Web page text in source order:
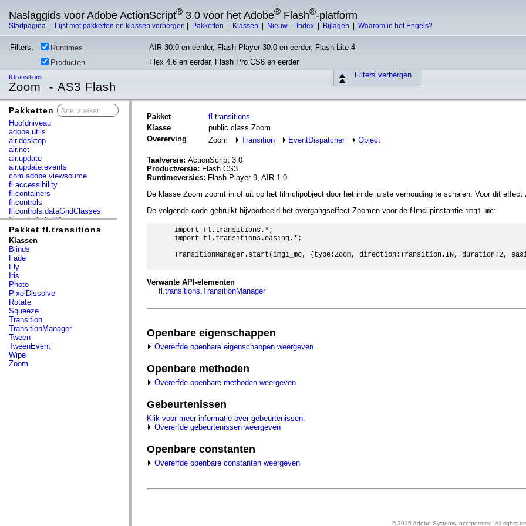
Naslaggids voor Adobe ActionScript® 3.0 voor het Adobe® Flash®-platform
Startpagina Lijst met pakketten en klassen verbergen Pakketten Klassen Nieuw Index Bijlagen Waarom in het Engels?
Filters: Runtimes
AIR 30.0 en eerder, Flash Player 30.0 en eerder, Flash Lite 4
Producten
Flex 4.6 en eerder, Flash Pro CS6 en eerder
Filters verbergen
fl.transitions
Zoom - AS3 Flash
Pakketten
Hoofdniveau
adobe.utils
air.desktop
air.net
air.update
air.update.events
com.adobe.viewsource
fl.accessibility
fl.containers
fl.controls
fl.controls.dataGridClasses
fl.controls.listClasses
fl.controls.progressBarClasses
fl.core
fl.data
fl.display
fl.events
fl.ik
fl.lang
fl.livepreview
fl.managers
fl.motion
fl.motion.easing
fl.rsl
fl.text
fl.transitions
fl.transitions.easing
fl.video
Pakket fl.transitions
Klassen
Blinds
Fade
Fly
Iris
Photo
PixelDissolve
Rotate
Squeeze
Transition
TransitionManager
Tween
TweenEvent
Wipe
Zoom
Pakket
fl.transitions
Klasse
public class Zoom
Overerving
Zoom Transition EventDispatcher Object
Taalversie: ActionScript 3.0
Productversie: Flash CS3
Runtimeversies: Flash Player 9, AIR 1.0
De klasse Zoom zoomt in of uit op het filmclipobject door het in de juiste verhouding te schalen. Voor dit
De volgende code gebruikt bijvoorbeeld het overgangseffect Zoomen voor de filmclipinstantie img1_mc:
import fl.transitions.*;
import fl.transitions.easing.*;
TransitionManager.start(img1_mc, {type:Zoom, direction:Transition.IN, duration:2,
Verwante API-elementen
fl.transitions.TransitionManager
Openbare eigenschappen
Overerfde openbare eigenschappen weergeven
Openbare methoden
Overerfde openbare methoden weergeven
Gebeurtenissen
Klik voor meer informatie over gebeurtenissen.
Overerfde gebeurtenissen weergeven
Openbare constanten
Overerfde openbare constanten weergeven
© 2015 Adobe Systems Incorporated. All rights